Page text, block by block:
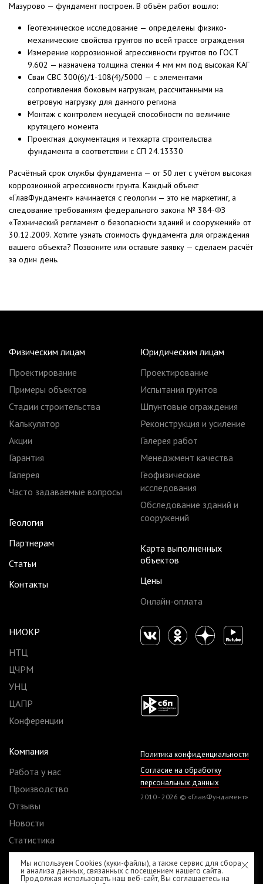
Мы используем Cookies (куки-файлы), а также сервис для сбора
и анализа данных, связанных с посещением нашего сайта.
Продолжая использовать наш веб-сайт, Вы соглашаетесь на
Мазурово — фундамент построен. В объём работ вошло:
Геотехническое исследование — определены физико-
механические свойства грунтов по всей трассе ограждения
Измерение коррозионной агрессивности грунтов по ГОСТ
9.602 — назначена толщина стенки 4 мм мм под высокая КАГ
Сваи СВС 300(6)/1-108(4)/5000 — с элементами
сопротивления боковым нагрузкам, рассчитанными на
ветровую нагрузку для данного региона
Монтаж с контролем несущей способности по величине
крутящего момента
Проектная документация и техкарта строительства
фундамента в соответствии с СП 24.13330
Расчётный срок службы фундамента — от 50 лет с учётом высокая
коррозионной агрессивности грунта. Каждый объект
«ГлавФундамент» начинается с геологии — это не маркетинг, а
следование требованиям федерального закона № 384-ФЗ
«Технический регламент о безопасности зданий и сооружений» от
30.12.2009. Хотите узнать стоимость фундамента для ограждения
вашего объекта? Позвоните или оставьте заявку — сделаем расчёт
за один день.
Физическим лицам
Проектирование
Примеры объектов
Стадии строительства
Калькулятор
Акции
Гарантия
Галерея
Часто задаваемые вопросы
Геология
Партнерам
Статьи
Контакты
Юридическим лицам
Проектирование
Испытания грунтов
Шпунтовые ограждения
Реконструкция и усиление
Галерея работ
Менеджмент качества
Геофизические
исследования
Обследование зданий и
сооружений
Карта выполненных
объектов
Цены
Онлайн-оплата
НИОКР
НТЦ
ЦЧРМ
УНЦ
ЦАПР
Конференции
Компания
Работа у нас
Производство
Отзывы
Новости
Статистика
Реквизиты
Договоры
Политика конфиденциальности
Согласие на обработку
персональных данных
2010 - 2026 © «ГлавФундамент»